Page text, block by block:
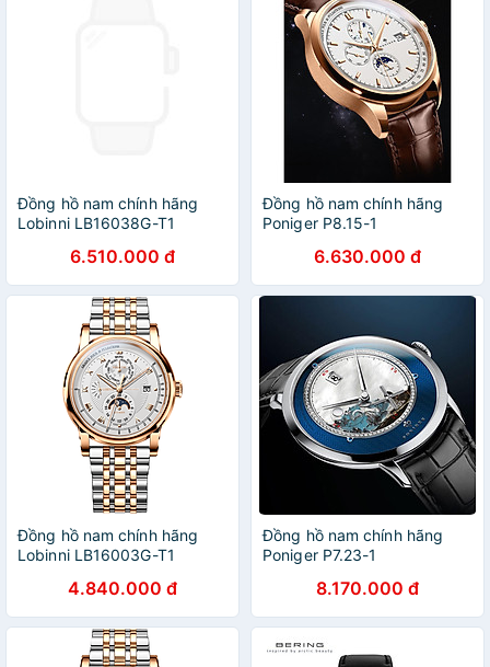
Đồng hồ nam chính hãng
Lobinni LB16038G-T1
6.510.000 đ
Đồng hồ nam chính hãng
Poniger P8.15-1
6.630.000 đ
Đồng hồ nam chính hãng
Lobinni LB16003G-T1
4.840.000 đ
Đồng hồ nam chính hãng
Poniger P7.23-1
8.170.000 đ